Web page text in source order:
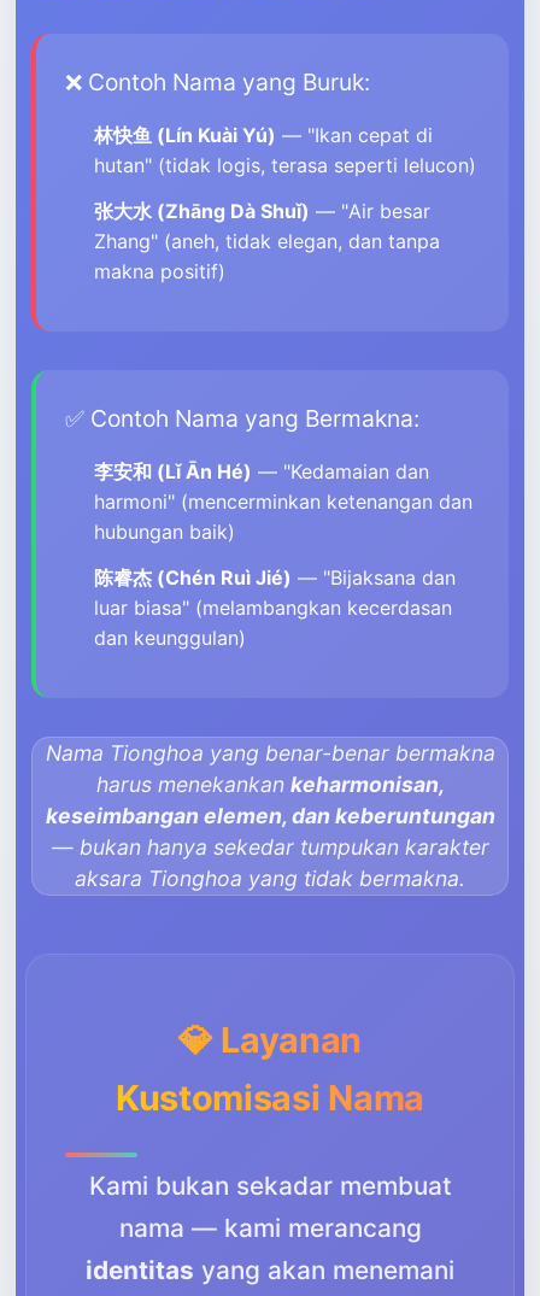
❌ Contoh Nama yang Buruk:
林快鱼 (Lín Kuài Yú) — "Ikan cepat di
hutan" (tidak logis, terasa seperti lelucon)
张大水 (Zhāng Dà Shuǐ) — "Air besar
Zhang" (aneh, tidak elegan, dan tanpa
makna positif)
✅ Contoh Nama yang Bermakna:
李安和 (Lǐ Ān Hé) — "Kedamaian dan
harmoni" (mencerminkan ketenangan dan
hubungan baik)
陈睿杰 (Chén Ruì Jié) — "Bijaksana dan
luar biasa" (melambangkan kecerdasan
dan keunggulan)
Nama Tionghoa yang benar-benar bermakna
harus menekankan keharmonisan,
keseimbangan elemen, dan keberuntungan
— bukan hanya sekedar tumpukan karakter
aksara Tionghoa yang tidak bermakna.
💎 Layanan
Kustomisasi Nama
Kami bukan sekadar membuat
nama — kami merancang
identitas yang akan menemani